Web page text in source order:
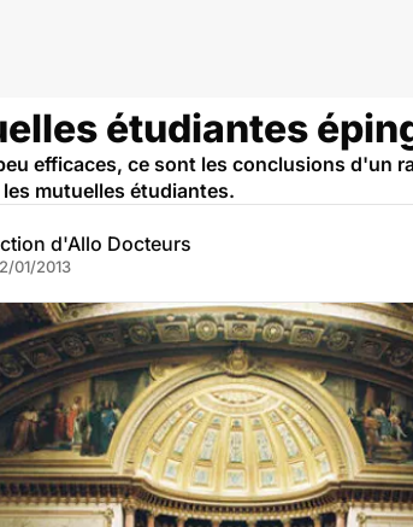
étudiantes
efficaces, ce sont les conclusions d'un
mutuelles étudiantes.
d'Allo Docteurs
01/2013